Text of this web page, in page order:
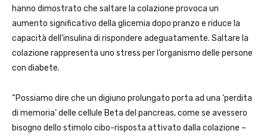
hanno dimostrato che saltare la colazione provoca un
aumento significativo della glicemia dopo pranzo e riduce la
capacità dell’insulina di rispondere adeguatamente. Saltare la
colazione rappresenta uno stress per l’organismo delle persone
con diabete.
“Possiamo dire che un digiuno prolungato porta ad una ‘perdita
di memoria’ delle cellule Beta del pancreas, come se avessero
bisogno dello stimolo cibo-risposta attivato dalla colazione –